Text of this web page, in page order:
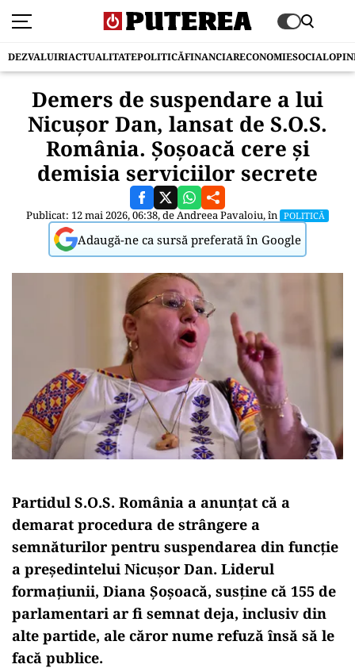
DEZVALUIRIACTUALITATEPOLITICĂFINANCIARECONOMIESOCIAL
Demers de suspendare a lui
Nicușor Dan, lansat de S.O.S.
România. Șoșoacă cere și
demisia serviciilor secrete
Publicat: 12 mai 2026, 06:38, deAndreea Pavaloiu, în POLITICĂ
Adaugă-ne ca sursă preferată în Google
Partidul S.O.S. România a anunțat că a
demarat procedura de strângere a
semnăturilor pentru suspendarea din funcție
a președintelui Nicușor Dan. Liderul
formațiunii, Diana Șoșoacă, susține că 155 de
parlamentari ar fi semnat deja, inclusiv din
alte partide, ale căror nume refuză însă să le
facă publice.